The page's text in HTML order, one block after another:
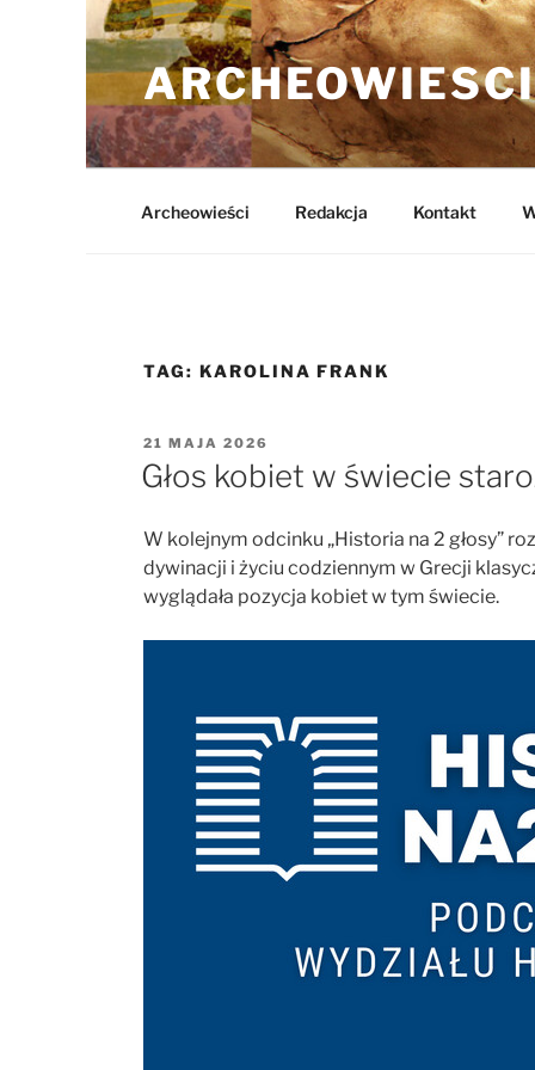
Przejdź
do
treści
Archeowieści Redakcja Kontakt
TAG: KAROLINA FRANK
OPUBLIKOWANE
W
21 MAJA 2026
Głos kobiet w świecie
W kolejnym odcinku „Historia na 2 głosy”
dywinacji i życiu codziennym w Grecji
wyglądała pozycja kobiet w tym świecie.